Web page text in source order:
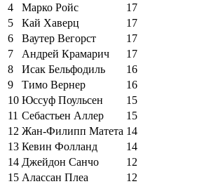
4
Марко Ройс
17
5
Кай Хаверц
17
6
Ваутер Вегорст
17
7
Андрей Крамарич
17
8
Исак Бельфодиль
16
9
Тимо Вернер
16
10 Юссуф Поульсен
15
11 Себастьен Аллер
15
12 Жан-Филипп Матета 14
13 Кевин Фолланд
14
14 Джейдон Санчо
12
15 Алассан Плеа 12